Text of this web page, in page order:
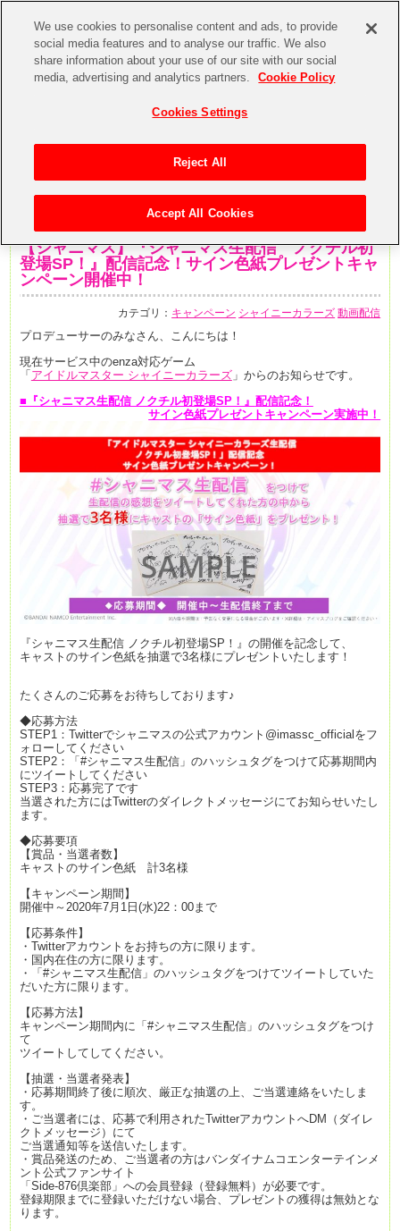
【シャニマス】『シャニマス生配信 ノクチル初
登場SP！』配信記念！サイン色紙プレゼントキャ
ンペーン開催中！
カテゴリ： キャンペーン シャイニーカラーズ 動画配信
プロデューサーのみなさん、こんにちは！
現在サービス中のenza対応ゲーム
「 アイドルマスター シャイニーカラーズ」からのお知らせです。
■『シャニマス生配信 ノクチル初登場SP！』 配信記念！
サイン色紙プレゼントキャンペーン実施中！
『シャニマス生配信 ノクチル初登場SP！』の開催を記念して、
キャストのサイン色紙を抽選で3名様にプレゼントいたします！
たくさんのご応募をお待ちしております♪
◆応募方法
STEP1：Twitterでシャニマスの公式アカウント@imassc_officialをフ
ォローしてください
STEP2：「#シャニマス生配信」のハッシュタグをつけて応募期間内
にツイートしてください
STEP3：応募完了です
当選された方にはTwitterのダイレクトメッセージにてお知らせいたし
ます。
◆応募要項
【賞品・当選者数】
キャストのサイン色紙 計3名様
【キャンペーン期間】
開催中～2020年7月1日(水)22：00まで
【応募条件】
・Twitterアカウントをお持ちの方に限ります。
・国内在住の方に限ります。
・「#シャニマス生配信」のハッシュタグをつけてツイートしていた
だいた方に限ります。
【応募方法】
キャンペーン期間内に「#シャニマス生配信」のハッシュタグをつけ
て
ツイートしてしてください。
【抽選・当選者発表】
・応募期間終了後に順次、厳正な抽選の上、ご当選連絡をいたしま
す。
・ご当選者には、応募で利用されたTwitterアカウントへDM（ダイレ
クトメッセージ）にて
ご当選通知等を送信いたします。
・賞品発送のため、ご当選者の方はバンダイナムコエンターテインメ
ント公式ファンサイト
「Side-876倶楽部」への会員登録（登録無料）が必要です。
登録期限までに登録いただけない場合、プレゼントの獲得は無効とな
ります。
We use cookies to personalise content and ads, to provide
social media features and to analyse our traffic. We also
share information about your use of our site with our social
media, advertising and analytics partners.
Cookie Policy
Cookies Settings
Reject All
Accept All Cookies